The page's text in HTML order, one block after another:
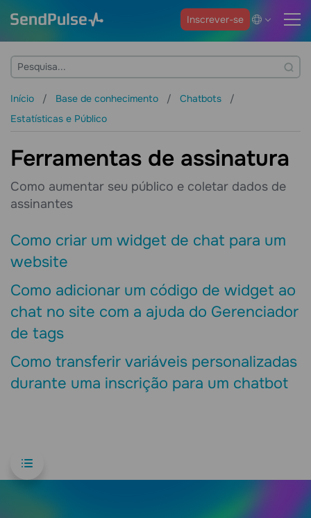
Inscrever-se
Início Base de conhecimento
Chatbots
Estatísticas e Público
Ferramentas de assinatura
Como aumentar seu público e coletar dados de
assinantes
Como criar um widget de chat para um
website
Como adicionar um código de widget ao
chat no site com a ajuda do Gerenciador
de tags
Como transferir variáveis ​​personalizadas
durante uma inscrição para um chatbot